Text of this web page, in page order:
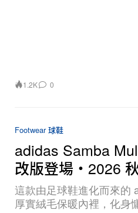
1.2K 0
Footwear 球鞋
adidas Samba
改版登場・2026
這款由足球鞋進化而來的
厚實絨毛保暖內裡，化身